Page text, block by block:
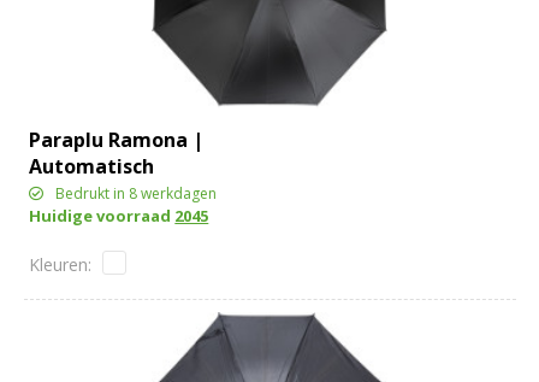
Paraplu Ramona |
Automatisch
Bedrukt in 8 werkdagen
Huidige voorraad 2045